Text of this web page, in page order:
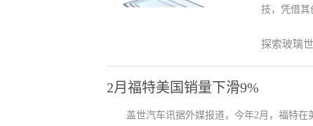
技，凭借其
探索玻璃
2月福特美国销量下滑9%
盖世汽车讯据外媒报道，今年2月，福特